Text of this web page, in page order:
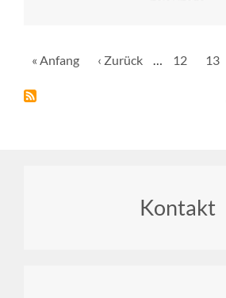
Erste
« Anfang
Vorherige
‹ Zurück … Seite
12 Seite
13
Kontakt